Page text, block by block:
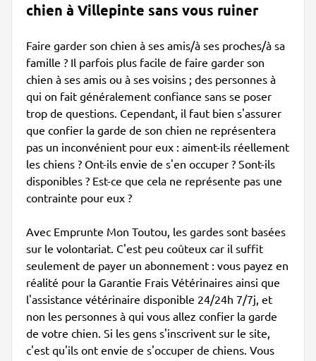
chien à Villepinte sans vous ruiner
Faire garder son chien à ses amis/à ses proches/à sa
famille ? Il parfois plus facile de faire garder son
chien à ses amis ou à ses voisins ; des personnes à
qui on fait généralement confiance sans se poser
trop de questions. Cependant, il faut bien s'assurer
que confier la garde de son chien ne représentera
pas un inconvénient pour eux : aiment-ils réellement
les chiens ? Ont-ils envie de s'en occuper ? Sont-ils
disponibles ? Est-ce que cela ne représente pas une
contrainte pour eux ?
Avec Emprunte Mon Toutou, les gardes sont basées
sur le volontariat. C'est peu coûteux car il suffit
seulement de payer un abonnement : vous payez en
réalité pour la Garantie Frais Vétérinaires ainsi que
l'assistance vétérinaire disponible 24/24h 7/7j, et
non les personnes à qui vous allez confier la garde
de votre chien. Si les gens s'inscrivent sur le site,
c'est qu'ils ont envie de s'occuper de chiens. Vous